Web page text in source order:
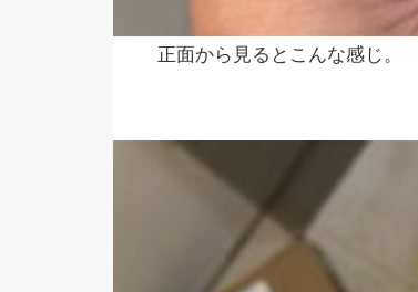
正面から見るとこんな感じ。